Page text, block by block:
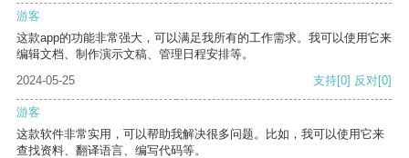
游客
这款app的功能非常强大，可以满足我所有的工作需求。我可以使用它来
编辑文档、制作演示文稿、管理日程安排等。
2024-05-25
支持[0] 反对[0]
游客
这款软件非常实用，可以帮助我解决很多问题。比如，我可以使用它来
查找资料、翻译语言、编写代码等。